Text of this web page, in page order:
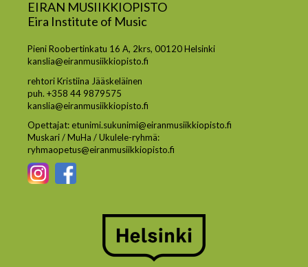
EIRAN MUSIIKKIOPISTO
Eira Institute of Music
Pieni Roobertinkatu 16 A, 2krs, 00120 Helsinki
kanslia@eiranmusiikkiopisto.fi
rehtori Kristiina Jääskeläinen
puh. +358 44 9879575
kanslia@eiranmusiikkiopisto.fi
Opettajat: etunimi.sukunimi@eiranmusiikkiopisto.fi
Muskari / MuHa / Ukulele-ryhmä:
ryhmaopetus@eiranmusiikkiopisto.fi